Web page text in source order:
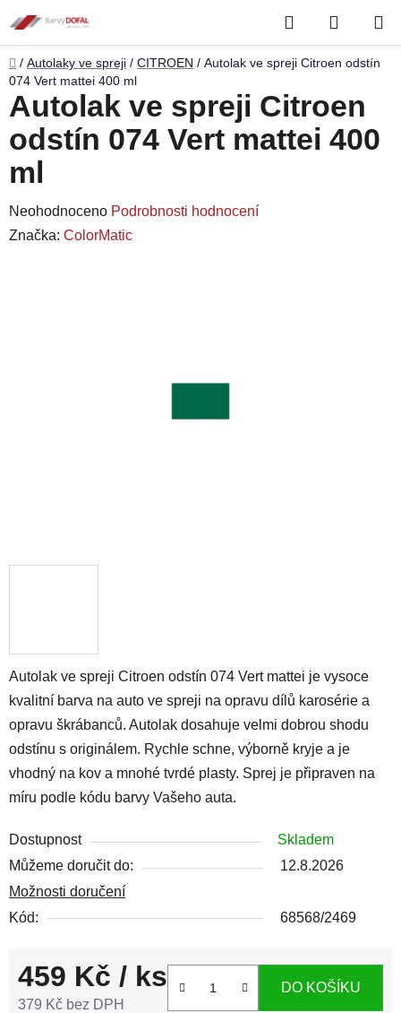
na
obsah
Hledat
KOŠÍK
Domů
/ Autolaky ve spreji / CITROEN / Autolak ve spreji Citroen odstín
074 Vert mattei 400 ml
Autolak ve spreji Citroen odstín 074 Vert mattei je vysoce
kvalitní barva na auto ve spreji na opravu dílů karosérie a
opravu škrábanců. Autolak dosahuje velmi dobrou shodu
odstínu s originálem. Rychle schne, výborně kryje a je
vhodný na kov a mnohé tvrdé plasty. Sprej je připraven na
míru podle kódu barvy Vašeho auta.
Dostupnost
Skladem
Můžeme doručit do:
12.8.2026
Možnosti doručení
Kód:
68568/2469
459 Kč / ks
379 Kč bez DPH
DO KOŠÍKU
Autolak ve spreji Citroen
odstín 074 Vert mattei 400
ml
Průměrné
hodnocení
Neohodnoceno Podrobnosti hodnocení
Značka: ColorMatic